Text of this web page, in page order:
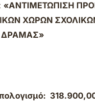
«ΑΝΤΙΜΕΤΩΠΙΣΗ
ΧΩΡΩΝ